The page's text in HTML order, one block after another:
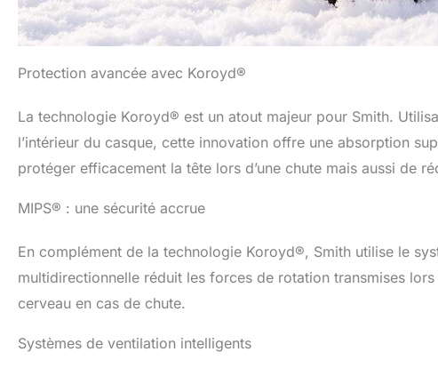
Protection avancée avec Koroyd®
La technologie Koroyd® est un atout majeur pour Smith.
l’intérieur du casque, cette innovation offre une absorption
protéger efficacement la tête lors d’une chute mais aussi de
MIPS® : une sécurité accrue
En complément de la technologie Koroyd®, Smith utilise le
multidirectionnelle réduit les forces de rotation transmises
cerveau en cas de chute.
Systèmes de ventilation intelligents